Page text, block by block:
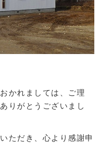
かれましては、ご理
りがとうございまし
ただき、心より感謝申